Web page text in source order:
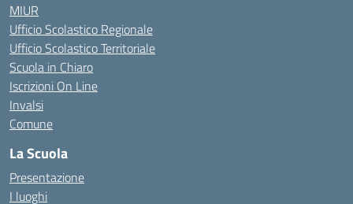
MIUR
Ufficio Scolastico Regionale
Ufficio Scolastico Territoriale
Scuola in Chiaro
Iscrizioni On Line
Invalsi
Comune
La Scuola
Presentazione
I luoghi